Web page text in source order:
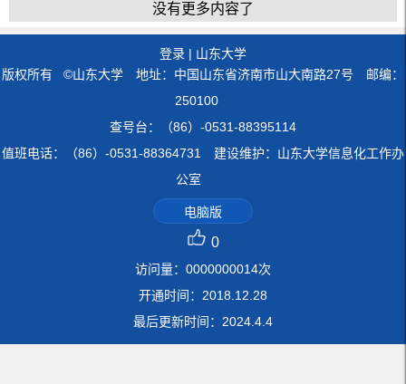
没有更多内容了
登录 | 山东大学
版权所有 ©山东大学 地址：中国山东省济南市山大南路27号 邮编：
250100
查号台：（86）-0531-88395114
值班电话：（86）-0531-88364731 建设维护：山东大学信息化工作办
公室
电脑版
0
访问量： 0000000014次
开通时间： 2018.12.28
最后更新时间： 2024.4.4